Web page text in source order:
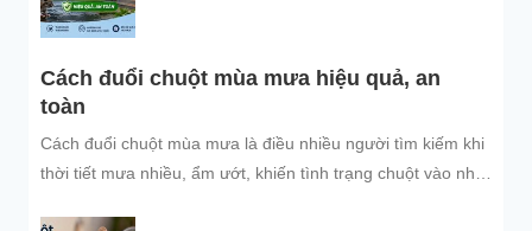
Cách đuổi chuột mùa mưa hiệu quả, an
toàn
Cách đuổi chuột mùa mưa là điều nhiều người tìm kiếm khi
thời tiết mưa nhiều, ẩm ướt, khiến tình trạng chuột vào nhà